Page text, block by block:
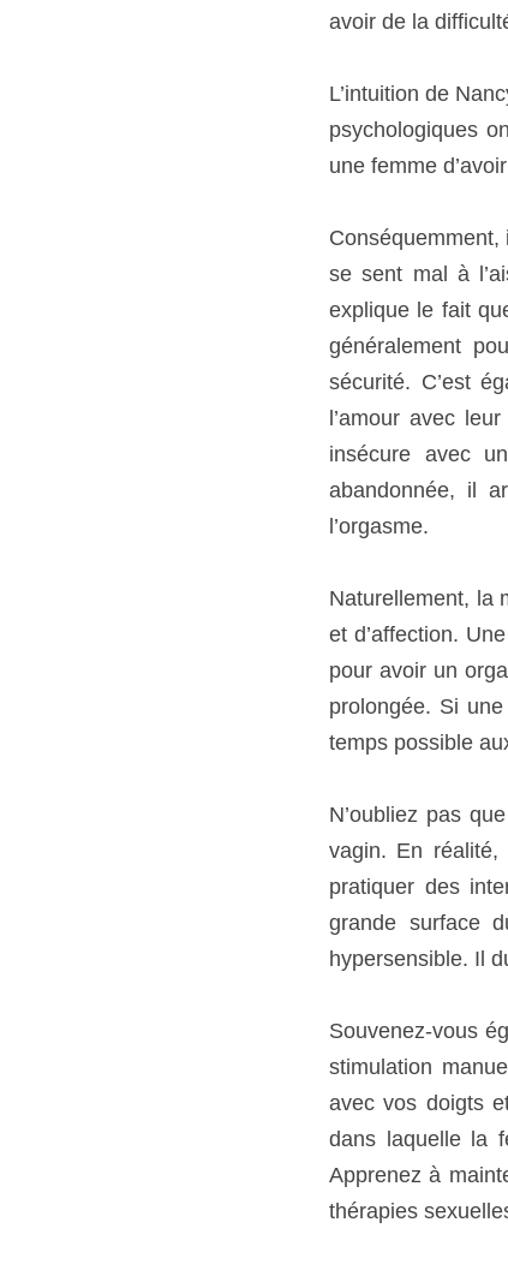
psychologiques ont
Conséquemment,
mal à l’aise ou
fois dans une
gemmes qui ont
relation suivie. Si
inconsciente,
atteindre l’orgasme.
Naturellement, la
d’affection. Une
orgasme, c’est
et à l’étreinte
N’oubliez pas que
réalité, les deux
interventions
au début et
Souvenez-vous
manuelle ou orale
langue.
minutes ou
stimulation
Il est primordial de
conscientes des
simuler un